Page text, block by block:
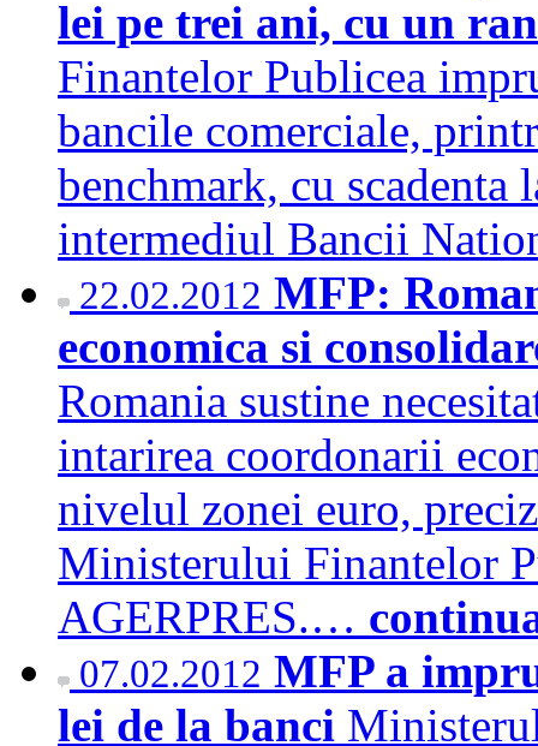
lei pe trei ani, cu un
Finantelor Publicea
bancile comerciale,
benchmark, cu
intermediul Bancii
22.02.2012 MFP:
economica si
Romania sustine
intarirea coordonarii
nivelul zonei euro,
Ministerului Finantelor
AGERPRES.…
07.02.2012 MFP a
lei de la banci